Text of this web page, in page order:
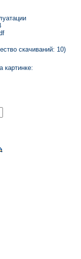
скачиваний: 10)
картинке: